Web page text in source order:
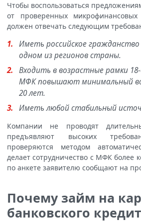
Чтобы воспользоваться
от проверенных
должен отвечать следующим
Иметь российское
одном из регионов страны.
Входить в возрастные рамки
МФК повышают минимальный
20 лет.
Иметь любой стабильный
Компании не проводят
предъявляют высоких
проверяются методом
делает сотрудничество с МФК
по анкете заявителю сообщают на
Почему займ на
банковского